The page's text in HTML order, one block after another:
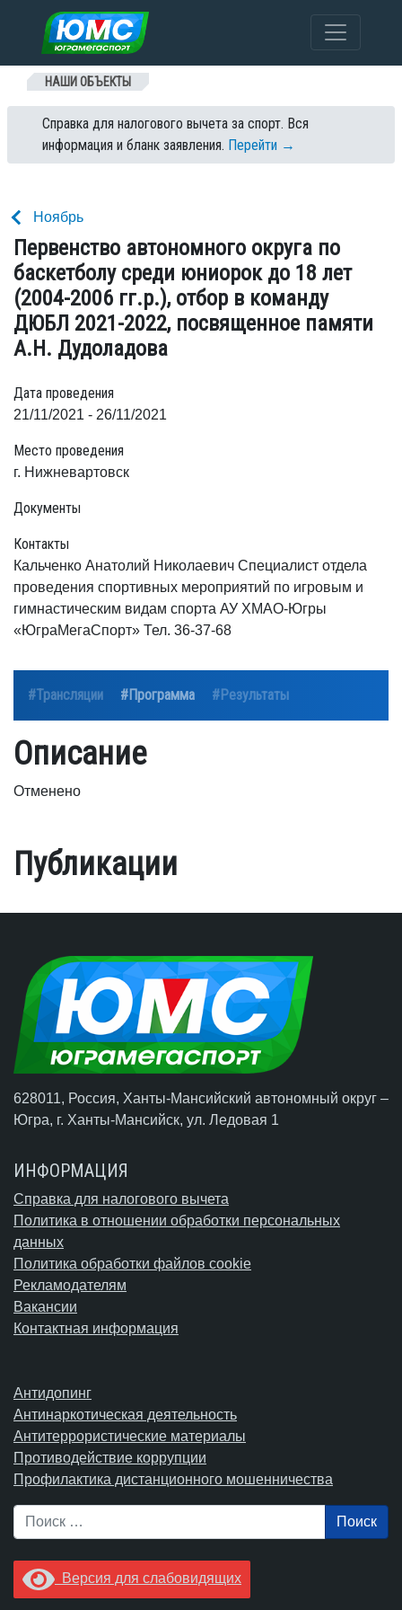
Перейти к содержанию
НАШИ ОБЪЕКТЫ
Справка для налогового вычета за спорт. Вся
информация и бланк заявления. Перейти →
Ноябрь
Первенство автономного округа по
баскетболу среди юниорок до 18 лет
(2004-2006 гг.р.), отбор в команду
ДЮБЛ 2021-2022, посвященное памяти
А.Н. Дудоладова
Дата проведения
21/11/2021 - 26/11/2021
Место проведения
г. Нижневартовск
Документы
Контакты
Кальченко Анатолий Николаевич Специалист отдела
проведения спортивных мероприятий по игровым и
гимнастическим видам спорта АУ ХМАО-Югры
«ЮграМегаСпорт» Тел. 36-37-68
#Трансляции #Программа #Результаты
Описание
Отменено
Публикации
628011, Россия, Ханты-Мансийский автономный округ –
Югра, г. Ханты-Мансийск, ул. Ледовая 1
ИНФОРМАЦИЯ
Справка для налогового вычета
Политика в отношении обработки персональных
данных
Политика обработки файлов cookie
Рекламодателям
Вакансии
Контактная информация
Антидопинг
Антинаркотическая деятельность
Антитеррористические материалы
Противодействие коррупции
Профилактика дистанционного мошенничества
Поиск
Версия для слабовидящих